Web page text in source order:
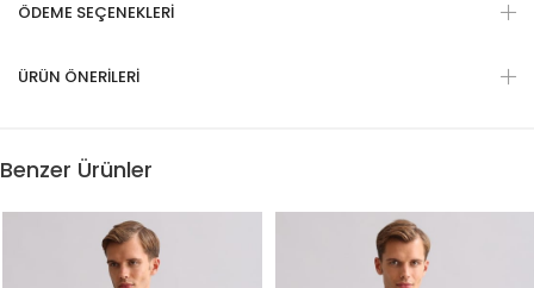
ÖDEME SEÇENEKLERI
ÜRÜN ÖNERILERI
Benzer Ürünler